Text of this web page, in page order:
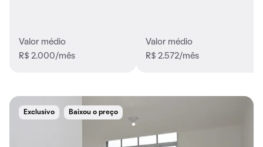
Valor médio
R$ 2.000/mês
Valor médio
R$ 2.572/mês
Exclusivo Baixou o preço